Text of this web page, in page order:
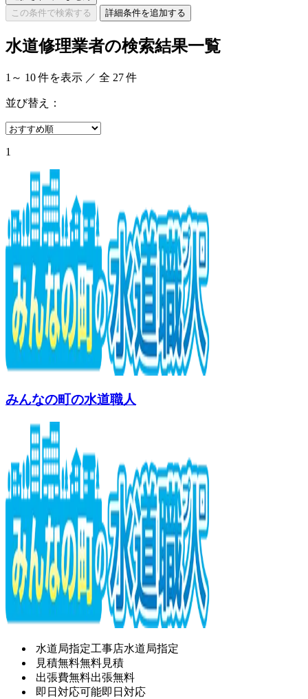
この条件で検索する
詳細条件を追加する
水道修理業者の検索結果一覧
1 ～ 10 件を表示 ／ 全 27件
並び替え：
1
みんなの町の水道職人
水道局指定工事店水道局指定
見積無料無料見積
出張費無料出張無料
即日対応可能即日対応